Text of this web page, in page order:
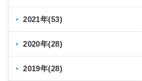
2021年(53)
2020年(28)
2019年(28)